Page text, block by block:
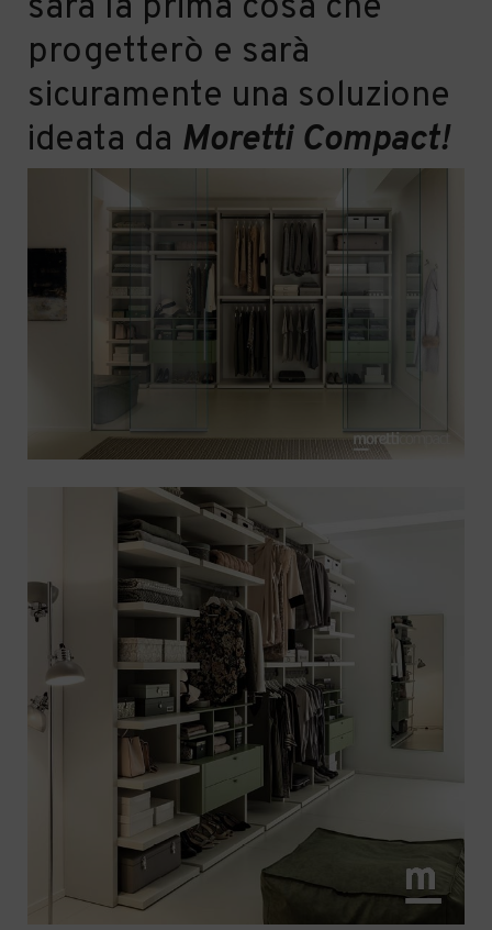
progetterò e sarà
sicuramente una soluzione
ideata da Moretti Compact!